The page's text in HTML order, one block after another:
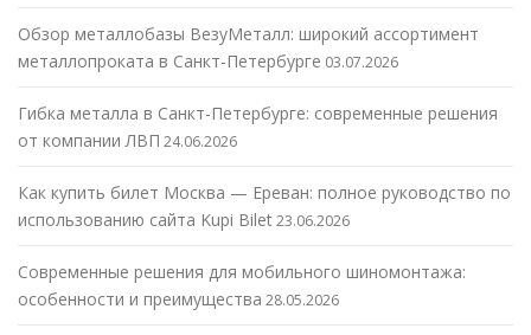
Обзор металлобазы ВезуМеталл: широкий ассортимент
металлопроката в Санкт-Петербурге 03.07.2026
Гибка металла в Санкт-Петербурге: современные решения
от компании ЛВП 24.06.2026
Как купить билет Москва — Ереван: полное руководство по
использованию сайта Kupi Bilet23.06.2026
Современные решения для мобильного шиномонтажа:
особенности и преимущества 28.05.2026